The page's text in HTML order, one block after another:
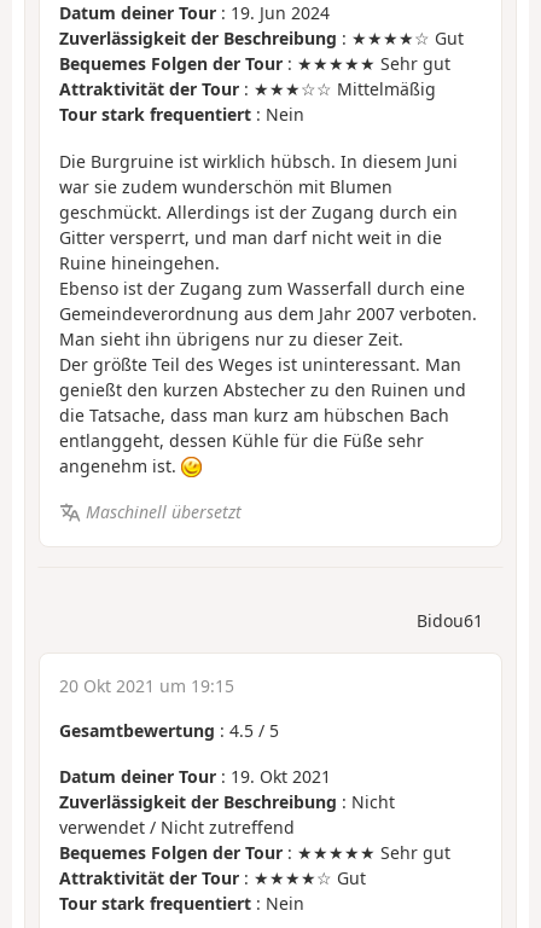
Datum deiner Tour : 19. Jun 2024
Zuverlässigkeit der Beschreibung : ★★★★☆ Gut
Bequemes Folgen der Tour : ★★★★★ Sehr gut
Attraktivität der Tour : ★★★☆☆ Mittelmäßig
Tour stark frequentiert : Nein
Die Burgruine ist wirklich hübsch. In diesem Juni
war sie zudem wunderschön mit Blumen
geschmückt. Allerdings ist der Zugang durch ein
Gitter versperrt, und man darf nicht weit in die
Ruine hineingehen.
Ebenso ist der Zugang zum Wasserfall durch eine
Gemeindeverordnung aus dem Jahr 2007 verboten.
Man sieht ihn übrigens nur zu dieser Zeit.
Der größte Teil des Weges ist uninteressant. Man
genießt den kurzen Abstecher zu den Ruinen und
die Tatsache, dass man kurz am hübschen Bach
entlanggeht, dessen Kühle für die Füße sehr
angenehm ist.
Maschinell übersetzt
Bidou61
20 Okt 2021 um 19:15
Gesamtbewertung : 4.5 / 5
Datum deiner Tour : 19. Okt 2021
Zuverlässigkeit der Beschreibung : Nicht
verwendet / Nicht zutreffend
Bequemes Folgen der Tour : ★★★★★ Sehr gut
Attraktivität der Tour : ★★★★☆ Gut
Tour stark frequentiert : Nein